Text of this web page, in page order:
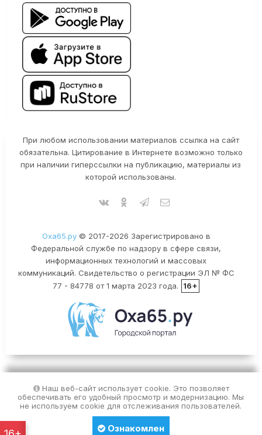
При любом использовании материалов ссылка на сайт
обязательна. Цитирование в Интернете возможно только
при наличии гиперссылки на публикацию, материалы из
которой использованы.
Оха65.ру© 2017-2026 Зарегистрировано в
Федеральной службе по надзору в сфере связи,
информационных технологий и массовых
коммуникаций. Свидетельство о регистрации ЭЛ № ФС
77 - 84778 от 1 марта 2023 года.
16+
Наш веб-сайт использует cookie. Это позволяет
обеспечивать его удобный просмотр и модернизацию. Мы
не используем cookie для отслеживания пользователей.
Ознакомлен